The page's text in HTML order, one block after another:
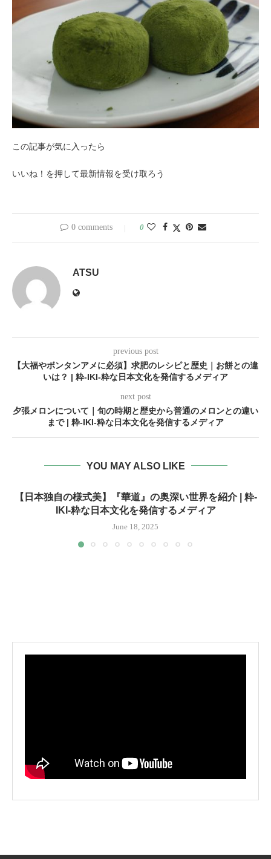
この記事が気に入ったら
いいね！を押して最新情報を受け取ろう
0 comments 0
ATSU
previous post
【大福やボンタンアメに必須】求肥のレシピと歴史｜お餅との違
いは？ | 粋-IKI-粋な日本文化を発信するメディア
next post
夕張メロンについて｜旬の時期と歴史から普通のメロンとの違い
まで | 粋-IKI-粋な日本文化を発信するメディア
YOU MAY ALSO LIKE
【日本独自の様式美】『華道』の奥深い世界を紹介 | 粋-
IKI-粋な日本文化を発信するメディア
June 18, 2025